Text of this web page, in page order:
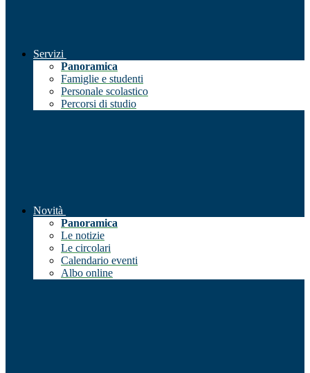
Servizi
Panoramica
Famiglie e studenti
Personale scolastico
Percorsi di studio
Novità
Panoramica
Le notizie
Le circolari
Calendario eventi
Albo online